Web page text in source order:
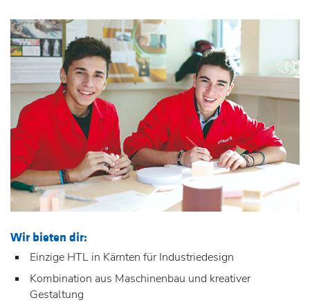
Wir bieten dir:
Einzige HTL in Kärnten für Industriedesign
Kombination aus Maschinenbau und kreativer
Gestaltung